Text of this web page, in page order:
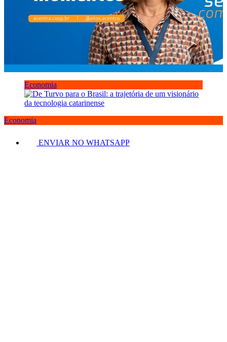
Economia
Economia
ENVIAR NO WHATSAPP